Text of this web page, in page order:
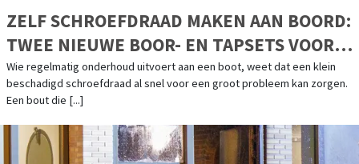
ZELF SCHROEFDRAAD MAKEN AAN BOORD:
TWEE NIEUWE BOOR- EN TAPSETS VOOR
BOOTONDERHOUD
Wie regelmatig onderhoud uitvoert aan een boot, weet dat een klein
beschadigd schroefdraad al snel voor een groot probleem kan zorgen.
Een bout die [...]